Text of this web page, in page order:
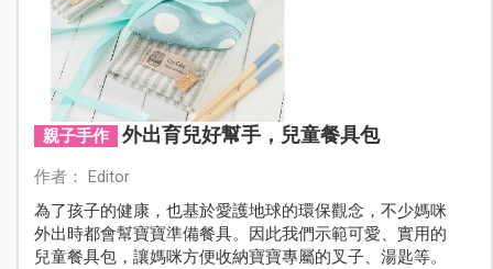
親子手作 外出育兒好幫手，兒童餐具包
作者： Editor
為了孩子的健康，也基於愛護地球的環保觀念，不少媽咪
外出時都會幫寶寶準備餐具。因此我們示範可愛、實用的
兒童餐具包，讓媽咪方便收納寶寶專屬的叉子、湯匙等。